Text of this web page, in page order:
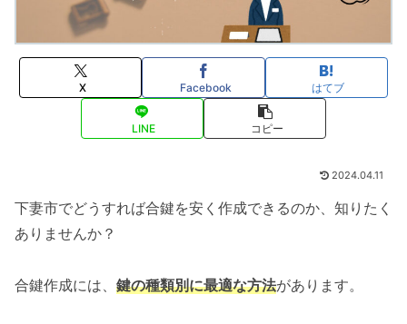
X Facebook はてブ
LINE コピー
2024.04.11
下妻市でどうすれば合鍵を安く作成できるのか、知りたく
ありませんか？
合鍵作成には、 鍵の種類別に最適な方法があります。